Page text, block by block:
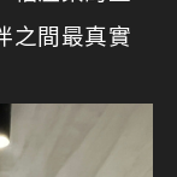
之間最真實